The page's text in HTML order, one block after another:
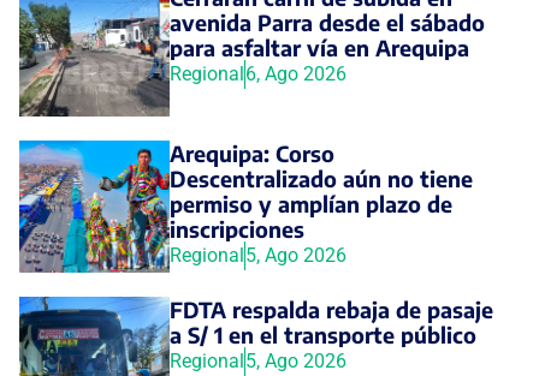
avenida Parra desde el sábado
para asfaltar vía en Arequipa
Regional6, Ago 2026
Arequipa: Corso
Descentralizado aún no tiene
permiso y amplían plazo de
inscripciones
Regional5, Ago 2026
FDTA respalda rebaja de pasaje
a S/ 1 en el transporte público
Regional5, Ago 2026